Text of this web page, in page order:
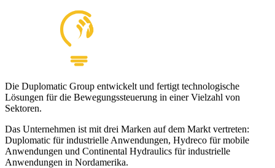
Die Duplomatic Group entwickelt und fertigt technologische
Lösungen für die Bewegungssteuerung in einer Vielzahl von
Sektoren.
Das Unternehmen ist mit drei Marken auf dem Markt vertreten:
Duplomatic für industrielle Anwendungen, Hydreco für mobile
Anwendungen und Continental Hydraulics für industrielle
Anwendungen in Nordamerika.